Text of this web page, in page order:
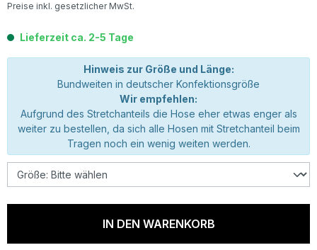
Preise inkl. gesetzlicher MwSt.
Lieferzeit ca. 2-5 Tage
Hinweis zur Größe und Länge:
Bundweiten in deutscher Konfektionsgröße
Wir empfehlen:
Aufgrund des Stretchanteils die Hose eher etwas enger als
weiter zu bestellen, da sich alle Hosen mit Stretchanteil beim
Tragen noch ein wenig weiten werden.
IN DEN WARENKORB